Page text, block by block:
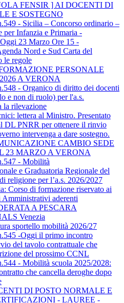
FENSIR ] AI DOCENTI DI
E SOSTEGNO
- Sicilia – Concorso ordinario –
per Infanzia e Primaria -
23 Marzo Ore 15 -
Nord e Sud Carta del
le regole
PERSONALE
A VERONA
- Organico di diritto dei docenti
e non di ruolo) per l'a.s.
la rilevazione
lettera al Ministro. Presentato
DL PNRR per ottenere il rinvio
intervenga a dare sostegno.
CAMBIO SEDE
23 MARZO A VERONA
- Mobilità
e Graduatoria Regionale del
religione per l’a.s. 2026/2027
Corso di formazione riservato ai
aderenti
A PESCARA
Venezia
sportello mobilità 2026/27
-Oggi il primo incontro
del tavolo contrattuale che
del prossimo CCNL
- Mobilità scuola 2025/2028:
che cancella deroghe dopo
DI POSTO NORMALE E
- LAUREE -